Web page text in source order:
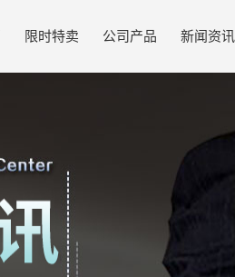
限时特卖 公司产品 新闻资讯